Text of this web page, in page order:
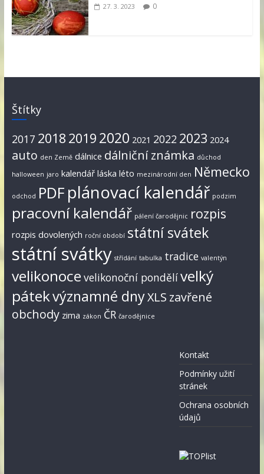
27. 3. 2023 0
Štítky
2017 2018 2019 2020 2021 2022 2023 2024
auto den Země dálnice dálniční známka důchod
halloween jaro kalendář láska léto mezinárodní den Německo
odchod PDF plánovací kalendář podzim
pracovní kalendář pálení čarodějnic rozpis
rozpis dovolených roční období státní svátek
státní svátky střídání tabulka tradice valentýn
velikonoce velikonoční pondělívelký
pátekvýznamné dnyXLS zavřené
obchody zima zákon ČR čarodějnice
Kontakt
Podmínky užití
stránek
Ochrana osobních
údajů